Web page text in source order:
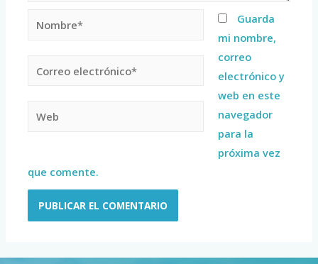
Guarda
mi nombre,
correo
electrónico y
web en este
navegador
para la
próxima vez
que comente.